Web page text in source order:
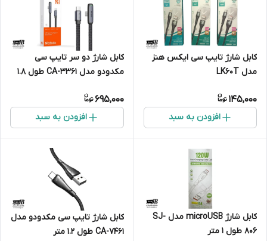
کابل شارژ تایپ سی ایکس هنز
مدل LK60T
145,000
افزودن به سبد
کابل شارژ دو سر تایپ سی
مکدودو مدل CA-3361 طول 1.8
695,000
افزودن به سبد
کابل شارژ microUSB مدل SJ-
806 طول 1 متر
کابل شارژ تایپ سی مکدودو مدل
CA-7461 طول 1.2 متر